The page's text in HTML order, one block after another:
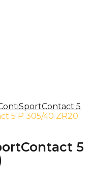
5
5 P 305/40 ZR20
5